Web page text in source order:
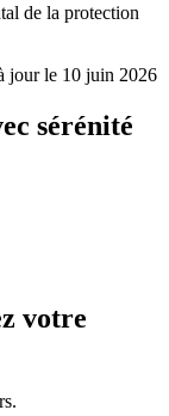
de la protection
jour le 10 juin 2026
sérénité
votre